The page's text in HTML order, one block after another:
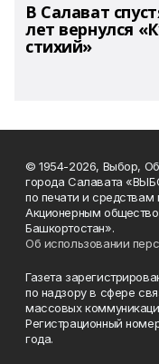
В Салават
лет вернулся
стихий»
© 1954-2026, Выбор,
города Салавата
по печати и
Акционерным
Башкортостан».
Об использовании
Газета
по надзору в сфере
массовых
Регистрационный
года.